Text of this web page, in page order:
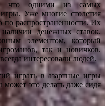
что одними из самых
Уже многие столетия
распространенности. Их
наличии денежных ставок.
элементом, который
так и новичков.
интересовали людей.
играть в азартные игры
это делать даже сидя